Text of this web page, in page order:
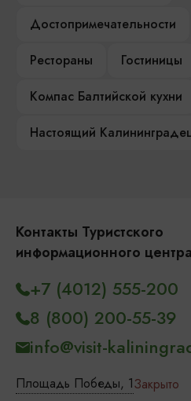
Достопримечательности
Рестораны
Гостиницы
Компас Балтийской кухни
Настоящий
Контакты Туристского
информационного центра
Площадь Победы, 1Закрыто
+7 (4012) 555-200
8 (800) 200-55-39
info@visit-